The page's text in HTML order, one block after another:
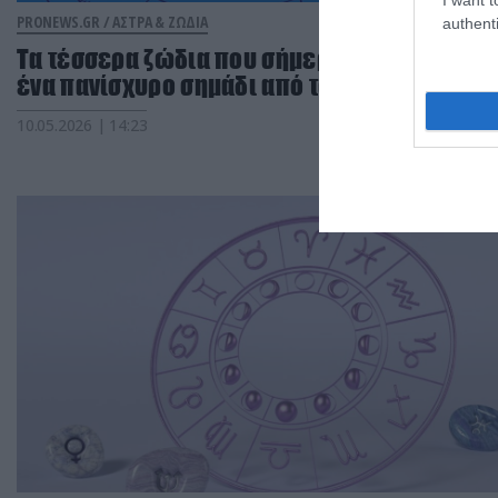
PRONEWS.GR /ΑΣΤΡΑ & ΖΩΔΙΑ
Τα τέσσερα ζώδια που σήμερα θα λάβουν
ένα πανίσχυρο σημάδι από το σύμπαν
10.05.2026 | 14:23